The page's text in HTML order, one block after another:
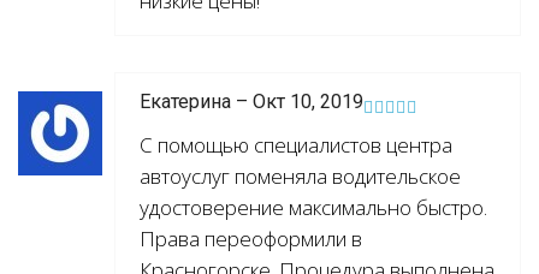
Екатерина – Окт 10, 2019
С помощью специалистов центра
автоуслуг поменяла водительское
удостоверение максимально быстро.
Права переоформили в